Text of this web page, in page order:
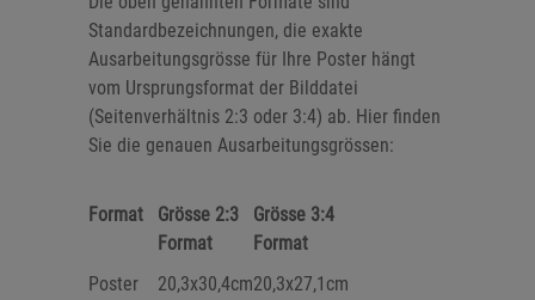
Standardbezeichnungen, die exakte
Ausarbeitungsgrösse für Ihre Poster hängt
vom Ursprungsformat der Bilddatei
(Seitenverhältnis 2:3 oder 3:4) ab. Hier finden
Sie die genauen Ausarbeitungsgrössen:
Format
Grösse 2:3
Format
Grösse 3:4
Format
Poster
20,3x30,4cm20,3x27,1cm